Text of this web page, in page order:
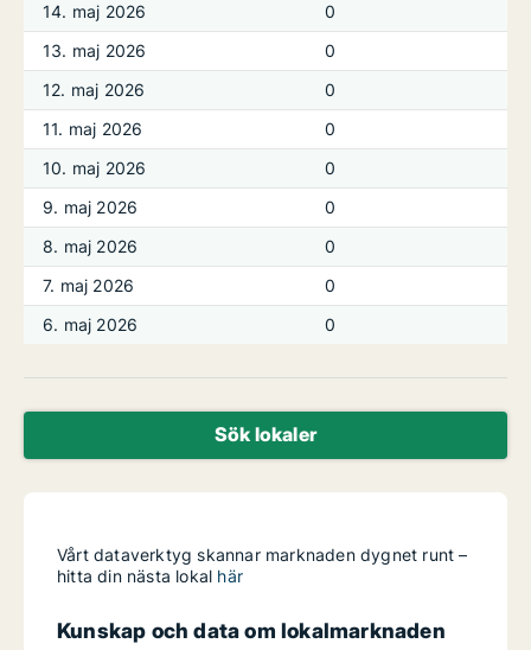
14. maj 2026
0
13. maj 2026
0
12. maj 2026
0
11. maj 2026
0
10. maj 2026
0
9. maj 2026
0
8. maj 2026
0
7. maj 2026
0
6. maj 2026
0
Sök lokaler
Vårt dataverktyg skannar marknaden dygnet runt –
hitta din nästa lokal här
Kunskap och data om lokalmarknaden